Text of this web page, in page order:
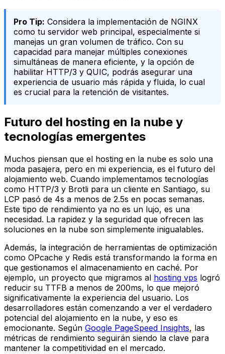
Pro Tip: Considera la implementación de NGINX
como tu servidor web principal, especialmente si
manejas un gran volumen de tráfico. Con su
capacidad para manejar múltiples conexiones
simultáneas de manera eficiente, y la opción de
habilitar HTTP/3 y QUIC, podrás asegurar una
experiencia de usuario más rápida y fluida, lo cual
es crucial para la retención de visitantes.
Futuro del hosting en la nube y
tecnologías emergentes
Muchos piensan que el hosting en la nube es solo una
moda pasajera, pero en mi experiencia, es el futuro del
alojamiento web. Cuando implementamos tecnologías
como HTTP/3 y Brotli para un cliente en Santiago, su
LCP pasó de 4s a menos de 2.5s en pocas semanas.
Este tipo de rendimiento ya no es un lujo, es una
necesidad. La rapidez y la seguridad que ofrecen las
soluciones en la nube son simplemente inigualables.
Además, la integración de herramientas de optimización
como OPcache y Redis está transformando la forma en
que gestionamos el almacenamiento en caché. Por
ejemplo, un proyecto que migramos al hosting vps logró
reducir su TTFB a menos de 200ms, lo que mejoró
significativamente la experiencia del usuario. Los
desarrolladores están comenzando a ver el verdadero
potencial del alojamiento en la nube, y eso es
emocionante. Según Google PageSpeed Insights, las
métricas de rendimiento seguirán siendo la clave para
mantener la competitividad en el mercado.